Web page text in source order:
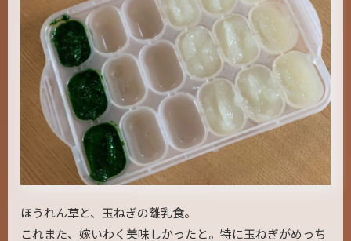
ほうれん草と、玉ねぎの離乳食。
これまた、嫁いわく美味しかったと。特に玉ねぎがめっち